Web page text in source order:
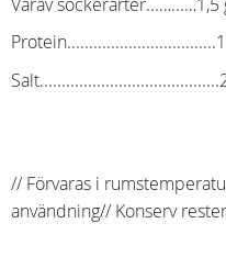
// Förvaras i
användning// Konserv